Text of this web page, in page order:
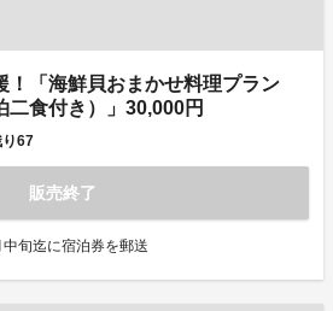
！「海鮮貝おまかせ料理プラン
二食付き）」30,000円
67
販売終了
旬迄に宿泊券を郵送